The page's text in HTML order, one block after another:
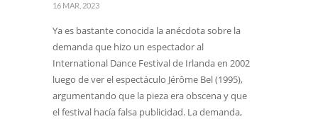
16 MAR, 2023
Ya es bastante conocida la anécdota sobre la
demanda que hizo un espectador al
International Dance Festival de Irlanda en 2002
luego de ver el espectáculo Jérôme Bel (1995),
argumentando que la pieza era obscena y que
el festival hacía falsa publicidad. La demanda,